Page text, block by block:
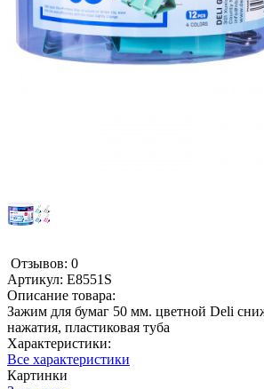
Отзывов: 0
Артикул: E8551S
Описание товара:
Зажим для бумаг 50 мм. цветной Deli
нажатия, пластиковая туба
Характеристики:
Все характеристики
Картинки